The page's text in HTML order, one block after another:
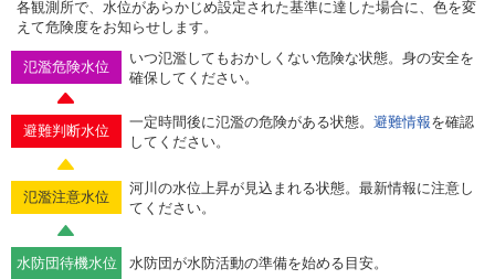
各観測所で、水位があらかじめ設定された基準に達した場合に、色を変
えて危険度をお知らせします。
氾濫危険水位
いつ氾濫してもおかしくない危険な状態。身の安全を
確保してください。
避難判断水位
一定時間後に氾濫の危険がある状態。 避難情報を確認
してください。
氾濫注意水位
河川の水位上昇が見込まれる状態。最新情報に注意し
てください。
水防団待機水位 水防団が水防活動の準備を始める目安。